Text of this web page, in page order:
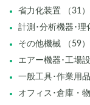
省力化装置 （31）
計測･分析機器･理
その他機械 （59）
エアー機器･工場
一般工具･作業用
オフィス･倉庫・